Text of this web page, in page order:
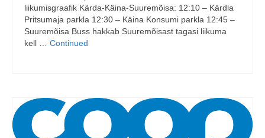
liikumisgraafik Kärda-Käina-Suuremõisa: 12:10 – Kärdla
Pritsumaja parkla 12:30 – Käina Konsumi parkla 12:45 –
Suuremõisa Buss hakkab Suuremõisast tagasi liikuma
kell … Continued